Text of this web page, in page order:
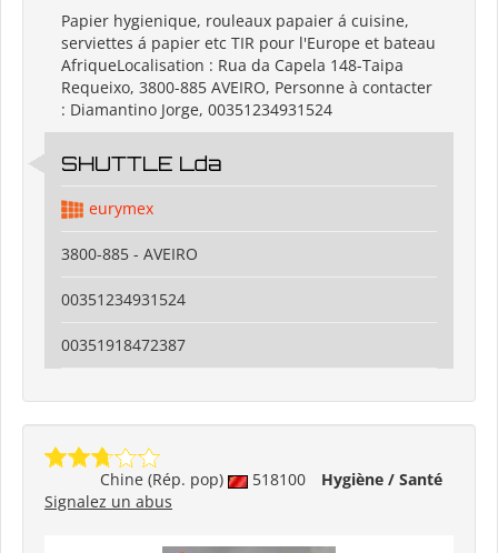
Papier hygienique, rouleaux papaier á cuisine,
serviettes á papier etc TIR pour l'Europe et bateau
AfriqueLocalisation : Rua da Capela 148-Taipa
Requeixo, 3800-885 AVEIRO, Personne à contacter
: Diamantino Jorge, 00351234931524
SHUTTLE Lda
eurymex
3800-885 - AVEIRO
00351234931524
00351918472387
Chine (Rép. pop) 518100
Hygiène / Santé
Signalez un abus